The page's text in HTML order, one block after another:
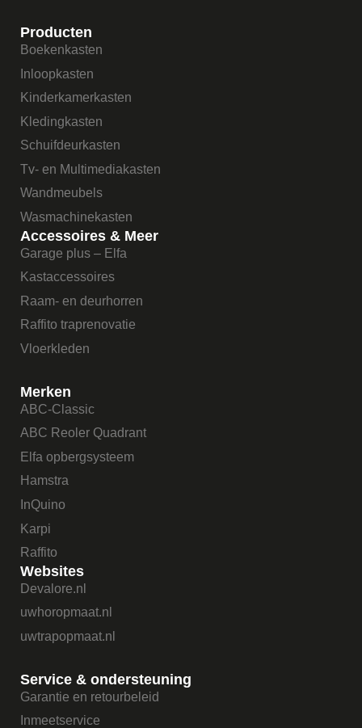
Producten
Boekenkasten
Inloopkasten
Kinderkamerkasten
Kledingkasten
Schuifdeurkasten
Tv- en Multimediakasten
Wandmeubels
Wasmachinekasten
Accessoires & Meer
Garage plus – Elfa
Kastaccessoires
Raam- en deurhorren
Raffito traprenovatie
Vloerkleden
Merken
ABC-Classic
ABC Reoler Quadrant
Elfa opbergsysteem
Hamstra
InQuino
Karpi
Raffito
Websites
Devalore.nl
uwhoropmaat.nl
uwtrapopmaat.nl
Service & ondersteuning
Garantie en retourbeleid
Inmeetservice